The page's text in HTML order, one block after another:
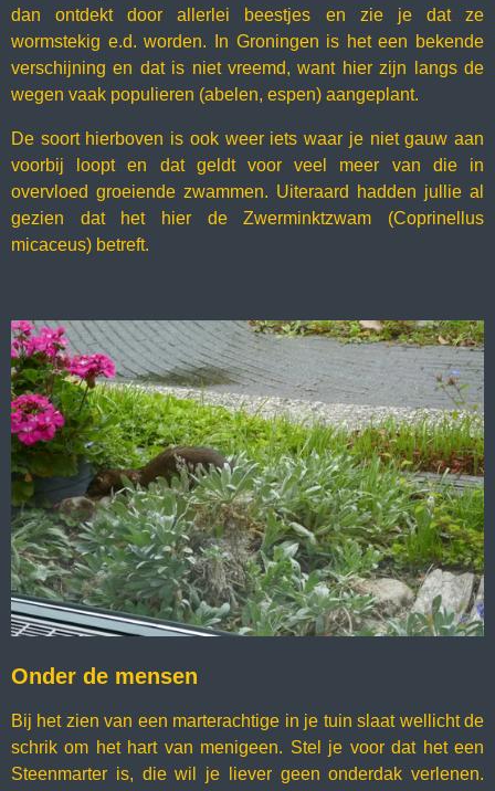
dan ontdekt door allerlei beestjes en zie je dat ze
wormstekig e.d. worden. In Groningen is het een bekende
verschijning en dat is niet vreemd, want hier zijn langs de
wegen vaak populieren (abelen, espen) aangeplant.
De soort hierboven is ook weer iets waar je niet gauw aan
voorbij loopt en dat geldt voor veel meer van die in
overvloed groeiende zwammen. Uiteraard hadden jullie al
gezien dat het hier de Zwerminktzwam (Coprinellus
micaceus) betreft.
Onder de mensen
Bij het zien van een marterachtige in je tuin slaat wellicht de
schrik om het hart van menigeen. Stel je voor dat het een
Steenmarter is, die wil je liever geen onderdak verlenen.